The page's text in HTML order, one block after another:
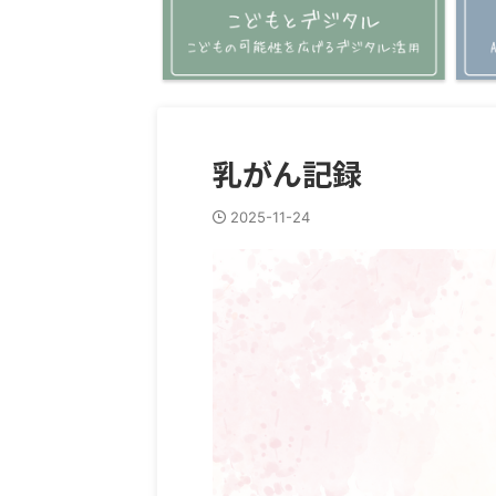
乳がん記録
2025-11-24